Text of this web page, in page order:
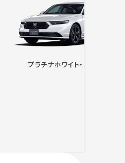
プラチナホワイト・パール◆